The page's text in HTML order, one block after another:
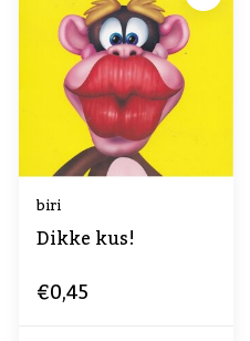
biri
Dikke kus!
€0,45